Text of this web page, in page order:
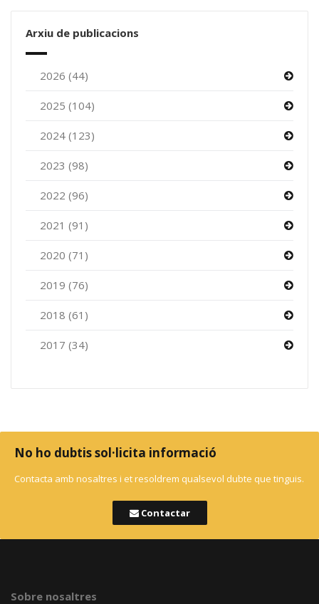
Arxiu de publicacions
2026 (44)
2025 (104)
2024 (123)
2023 (98)
2022 (96)
2021 (91)
2020 (71)
2019 (76)
2018 (61)
2017 (34)
No ho dubtis sol·licita informació
Contacta amb nosaltres i et resoldrem qualsevol dubte que tinguis.
Contactar
Sobre nosaltres